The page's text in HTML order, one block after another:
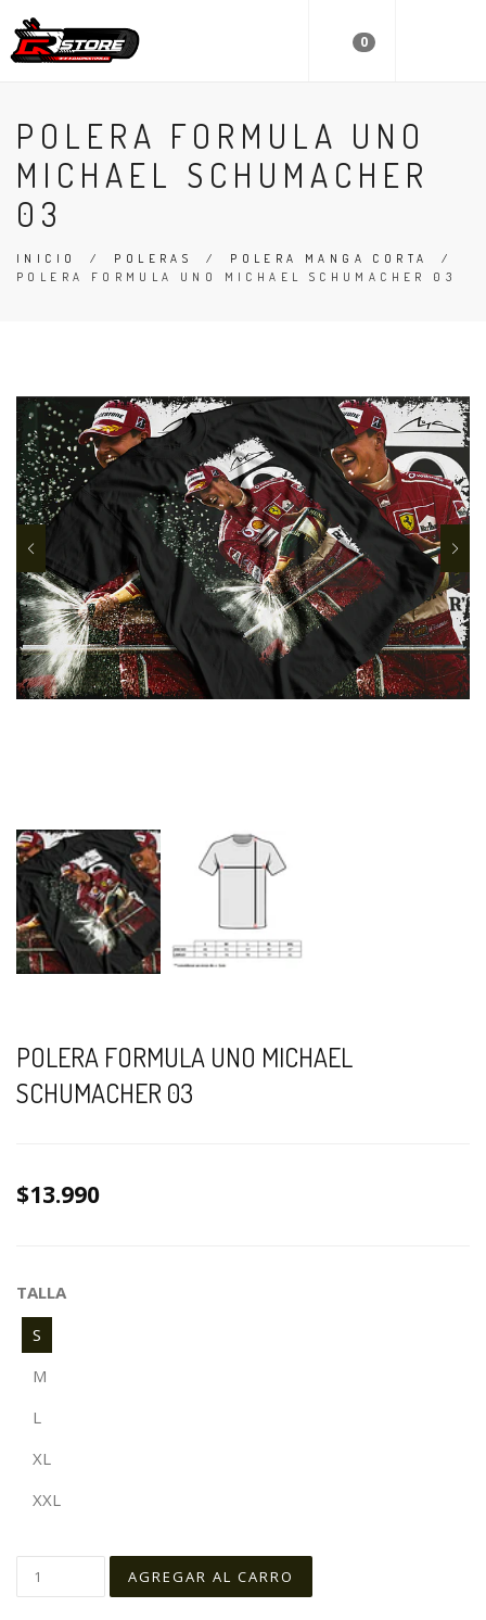
0
POLERA FORMULA UNO
MICHAEL SCHUMACHER
03
INICIO / POLERAS / POLERA MANGA CORTA
/
POLERA FORMULA UNO MICHAEL SCHUMACHER 03
POLERA FORMULA UNO MICHAEL
SCHUMACHER 03
$13.990
TALLA
S
M
L
XL
XXL